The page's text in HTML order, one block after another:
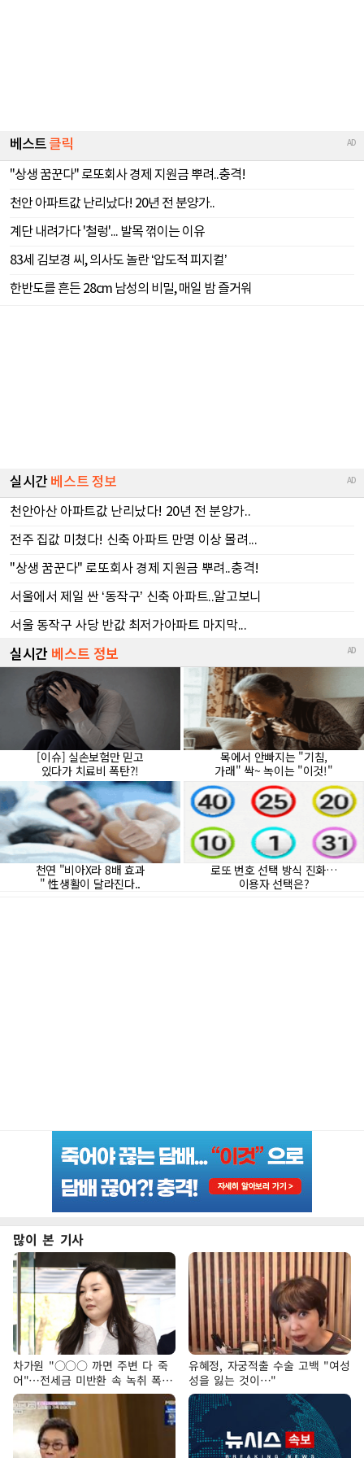
많이 본 기사
차가원 "○○○ 까면 주변 다 죽
어"…전세금 미반환 속 녹취 폭로
파장
유혜정, 자궁적출 수술 고백 "여성
성을 잃는 것이…"